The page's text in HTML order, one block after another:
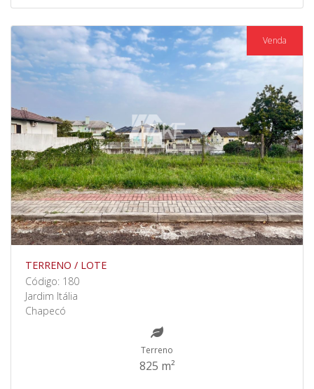
Venda
TERRENO / LOTE
Código: 180
Jardim Itália
Chapecó
Terreno
825 m²